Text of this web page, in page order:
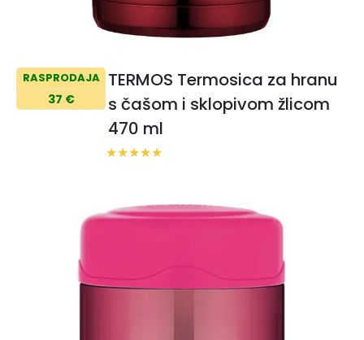
RASPRODAJA
37 €
TERMOS Termosica za hranu
s čašom i sklopivom žlicom
470 ml